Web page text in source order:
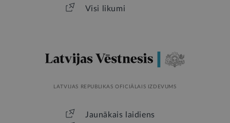
Visi likumi
LATVIJAS REPUBLIKAS OFICIĀLAIS IZDEVUMS
Jaunākais laidiens